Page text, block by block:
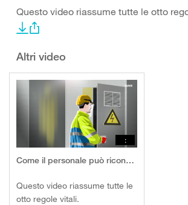
Questo video riassume tutte le otto
Altri video
:
Come il personale può riconoscere i pericoli ed evitare i rischi
Questo video riassume tutte le
otto regole vitali.